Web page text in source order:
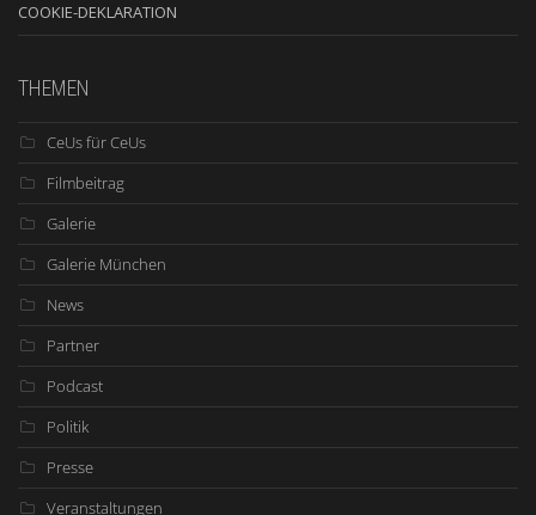
COOKIE-DEKLARATION
THEMEN
CeUs für CeUs
Filmbeitrag
Galerie
Galerie München
News
Partner
Podcast
Politik
Presse
Veranstaltungen